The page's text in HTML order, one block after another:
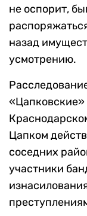
не оспорит,
назад
усмотрению.
«Цапковские»
Цапком
соседних
участники